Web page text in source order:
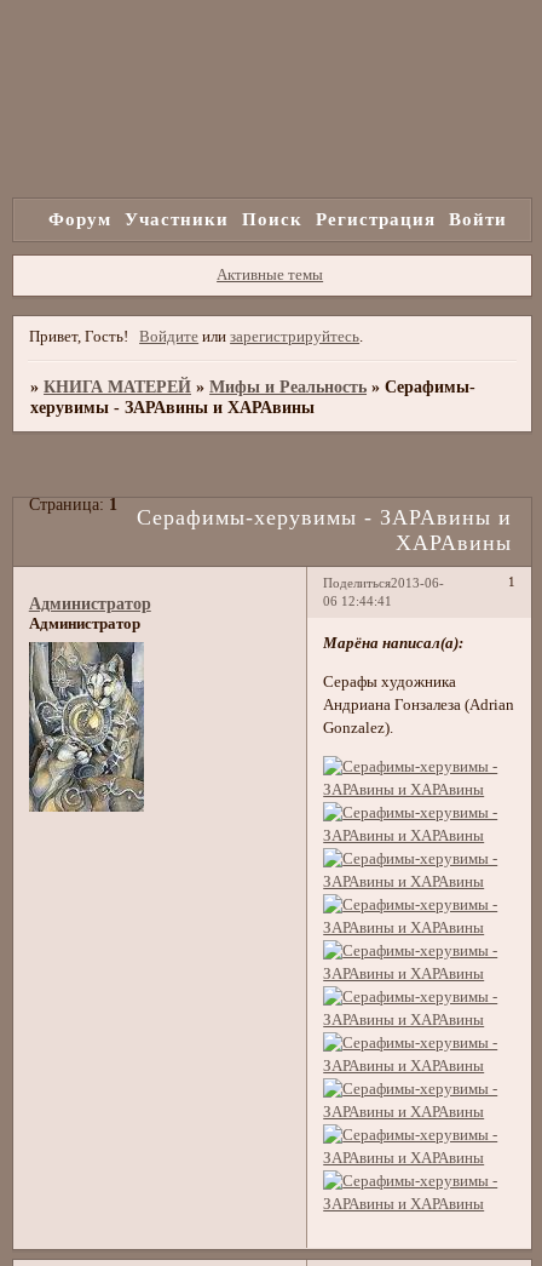
Форум Участники Поиск Регистрация Войти
Активные темы
Привет, Гость! Войдите илизарегистрируйтесь
»КНИГА МАТЕРЕЙ »Мифы и Реальность »Серафимы-
херувимы - ЗАРАвины и ХАРАвины
Серафимы-херувимы - ЗАРАвины и
ХАРАвины
Страница:1
Поделиться 1
2013-06-
06 12:44:41
Администратор
Администратор
Марёна написал(а):
Серафы художника
Андриана Гонзалеза (Adrian
Gonzalez).